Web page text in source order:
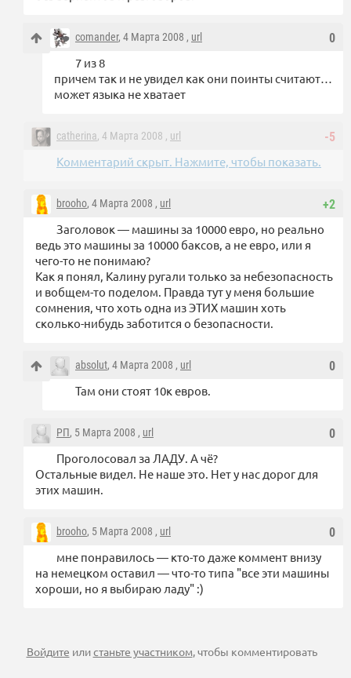
0
comander, 4 Марта 2008 , url
7 из 8
причем так и не увидел как они поинты считают…
может языка не хватает
-5
catherina, 4 Марта 2008 , url
Комментарий скрыт. Нажмите, чтобы показать.
+2
brooho, 4 Марта 2008 , url
Заголовок — машины за 10000 евро, но реально
ведь это машины за 10000 баксов, а не евро, или я
чего-то не понимаю?
Как я понял, Калину ругали только за небезопасность
и вобщем-то поделом. Правда тут у меня большие
сомнения, что хоть одна из ЭТИХ машин хоть
сколько-нибудь заботится о безопасности.
0
absolut, 4 Марта 2008 , url
Там они стоят 10к евров.
0
РП, 5 Марта 2008 , url
Проголосовал за ЛАДУ. А чё?
Остальные видел. Не наше это. Нет у нас дорог для
этих машин.
0
brooho, 5 Марта 2008 , url
мне понравилось — кто-то даже коммент внизу
на немецком оставил — что-то типа "все эти машины
хороши, но я выбираю ладу" :)
Войдите илистаньте участником, чтобы комментировать